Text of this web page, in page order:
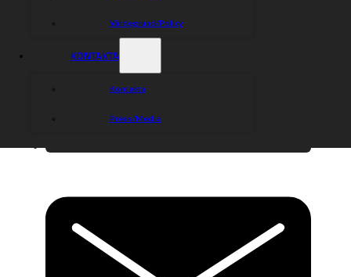
Värdegrund/Policy
KONTAKTA
Kontakta
Press/Media